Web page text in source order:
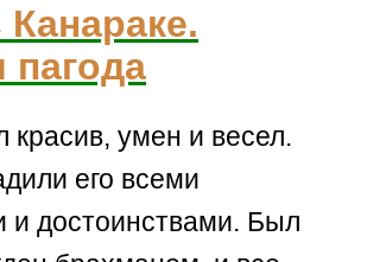
пагода
умен и весел.
его всеми
и достоинствами. Был